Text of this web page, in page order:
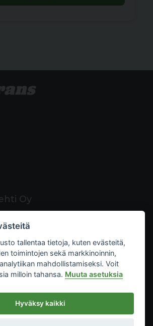
Oy
Oy
Tietosuoja
tallentaa tietoja, kuten evästeitä,
toimintojen sekä markkinoinnin,
mahdollistamiseksi. Voit
milloin tahansa. Muuta asetuksia
Hyväksy kaikki